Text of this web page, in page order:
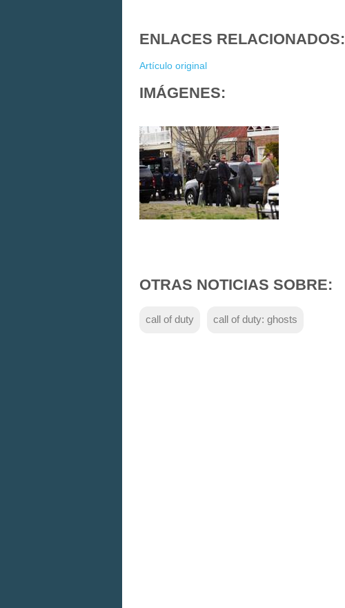
ENLACES RELACIONADOS:
Artículo original
IMÁGENES:
OTRAS NOTICIAS SOBRE:
call of duty call of duty: ghosts